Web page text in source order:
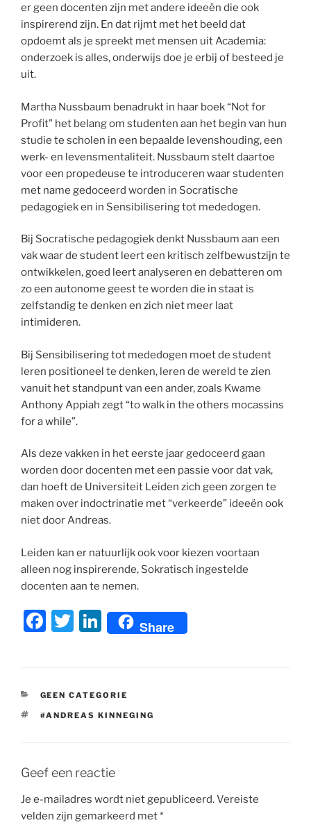
er geen docenten zijn met andere ideeën die ook
inspirerend zijn. En dat rijmt met het beeld dat
opdoemt als je spreekt met mensen uit Academia:
onderzoek is alles, onderwijs doe je erbij of besteed je
uit.
Martha Nussbaum benadrukt in haar boek “Not for
Profit” het belang om studenten aan het begin van hun
studie te scholen in een bepaalde levenshouding, een
werk- en levensmentaliteit. Nussbaum stelt daartoe
voor een propedeuse te introduceren waar studenten
met name gedoceerd worden in Socratische
pedagogiek en in Sensibilisering tot mededogen.
Bij Socratische pedagogiek denkt Nussbaum aan een
vak waar de student leert een kritisch zelfbewustzijn te
ontwikkelen, goed leert analyseren en debatteren om
zo een autonome geest te worden die in staat is
zelfstandig te denken en zich niet meer laat
intimideren.
Bij Sensibilisering tot mededogen moet de student
leren positioneel te denken, leren de wereld te zien
vanuit het standpunt van een ander, zoals Kwame
Anthony Appiah zegt “to walk in the others mocassins
for a while”.
Als deze vakken in het eerste jaar gedoceerd gaan
worden door docenten met een passie voor dat vak,
dan hoeft de Universiteit Leiden zich geen zorgen te
maken over indoctrinatie met “verkeerde” ideeën ook
niet door Andreas.
Leiden kan er natuurlijk ook voor kiezen voortaan
alleen nog inspirerende, Sokratisch ingestelde
docenten aan te nemen.
F
e
b
k
T
er
Li
n
e
dI
Share
CATEGORIEËN
GEEN CATEGORIE
TAGS
#ANDREAS KINNEGING
Geef een reactie
Je e-mailadres wordt niet gepubliceerd.Vereiste
velden zijn gemarkeerd met*